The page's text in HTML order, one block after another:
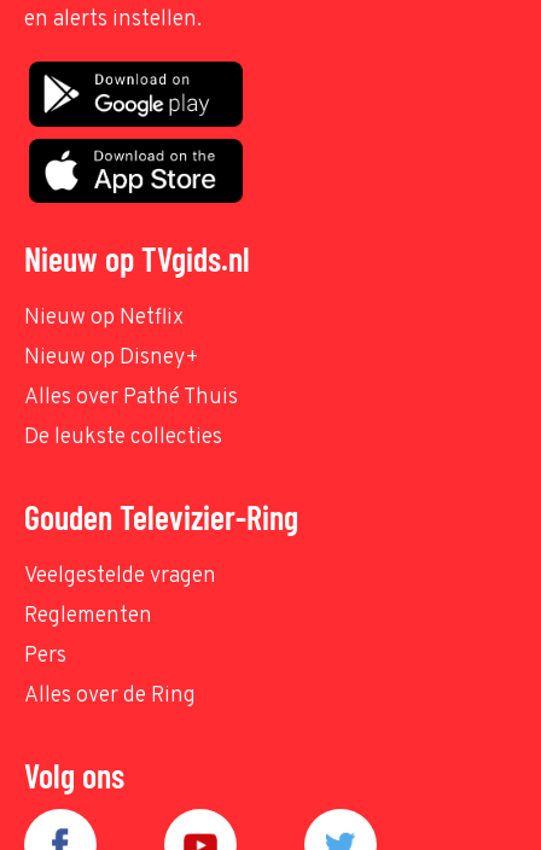
en alerts instellen.
Nieuw op TVgids.nl
Nieuw op Netflix
Nieuw op Disney+
Alles over Pathé Thuis
De leukste collecties
Gouden Televizier-Ring
Veelgestelde vragen
Reglementen
Pers
Alles over de Ring
Volg ons